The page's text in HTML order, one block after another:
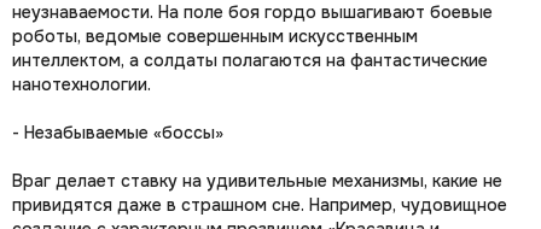
неузнаваемости. На поле боя гордо вышагивают боевые
роботы, ведомые совершенным искусственным
интеллектом, а солдаты полагаются на фантастические
нанотехнологии.
- Незабываемые «боссы»
Враг делает ставку на удивительные механизмы, какие не
привидятся даже в страшном сне. Например, чудовищное